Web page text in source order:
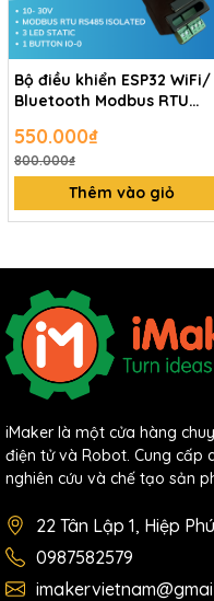
Bộ điều khiển ESP32 WiFi/
Bluetooth Modbus RTU
550.000₫
800.000₫
Thêm vào giỏ
iMaker là một cửa hàng
điện tử và Robot. Cung cấp
nghiên cứu và chế tạo sản
22 Tân Lập 1, Hiệp
0987582579